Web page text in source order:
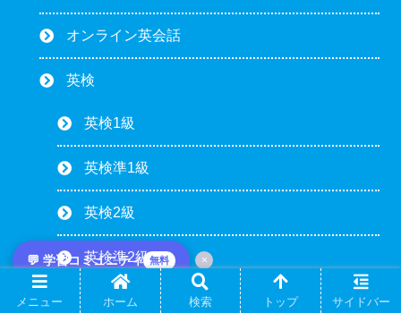
💬 学習コミュニティ 無料 ×
オンライン英会話
英検
英検1級
英検準1級
英検2級
英検準2級
英検3級
メニュー ホーム 検索 トップ サイドバー